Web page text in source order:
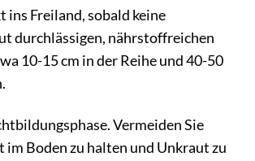
ins Freiland, sobald keine
durchlässigen, nährstoffreichen
10-15 cm in der Reihe und 40-50
Vermeiden Sie
im Boden zu halten und Unkraut zu